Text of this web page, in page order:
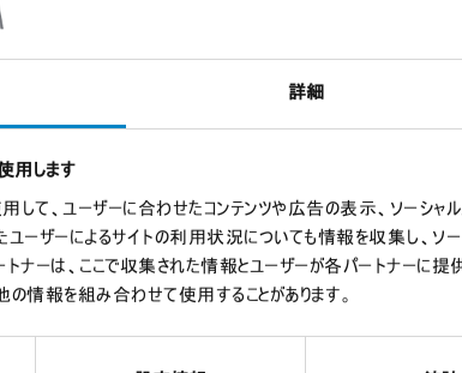
詳細
用します
て、ユーザーに合わせたコンテンツや広告の表示、ソーシャ
ユーザーによるサイトの利用状況についても情報を収集し、ソ
ナーは、ここで収集された情報とユーザーが各パートナーに
の情報を組み合わせて使用することがあります。
spread in northern Italy, we assure that all
the risk of exposing our professionals and
without any impact on our usual
you for your support.
最新ニュース